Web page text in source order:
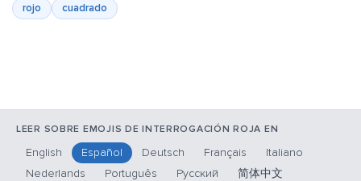
rojo
cuadrado
LEER SOBRE EMOJIS DE INTERROGACIÓN ROJA EN
English Español Deutsch Français
Italiano
Nederlands
Português Русский
简体中文